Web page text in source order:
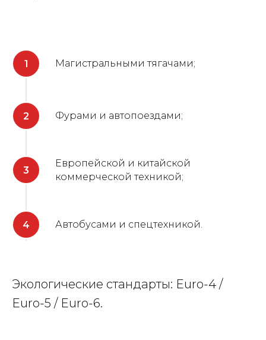
Магистральными тягачами;
Фурами и автопоездами;
Европейской и китайской
коммерческой техникой;
Автобусами и спецтехникой.
Экологические стандарты: Euro-4 /
Euro-5 / Euro-6.